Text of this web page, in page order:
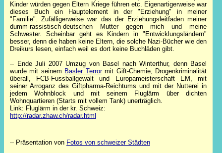
Kinder würden gegen Eltern Kriege führen etc. Eigenartigerweise war
dieses Buch ein Hauptelement in der "Erziehung" in meiner
"Familie". Zufälligerweise war das der Erziehungsleitfaden meiner
dumm-rassistisch-deutschen Mutter gegen mich und meine
Schwester. Scheinbar geht es Kindern in "Entwicklungsländern"
besser, denn die haben keine Eltern, die solche Nazi-Bücher wie den
Dreikurs lesen, einfach weil es dort keine Buchläden gibt.
-- Ende Juli 2007 Umzug von Basel nach Winterthur, denn Basel
wurde mit seinem Basler Terrormit Gift-Chemie, Drogenkriminalität
überall, FCB-Fussballgewalt und Europameisterschaft EM, mit
seiner Arroganz des Giftpharma-Reichtums und mit der Nutterei in
jedem Wohnblock und mit seinem Fluglärm über dichten
Wohnquartieren (Starts mit vollem Tank) unerträglich.
Link: Fluglärm in der kr. Schweiz:
http://radar.zhaw.ch/radar.html
-- Präsentation von Fotos von schweizer Städten